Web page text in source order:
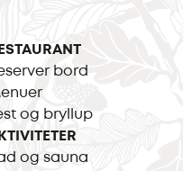
bord
og bryllup
og sauna